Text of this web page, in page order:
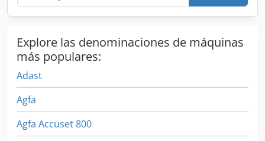
estándar CMYK. Se puede organizar una visita para
inspeccionar el equipo. Dcjdpfjznc Rlsx Ad Isk
Explore las denominaciones de máquinas
más populares:
Adast
Agfa
Agfa Accuset 800